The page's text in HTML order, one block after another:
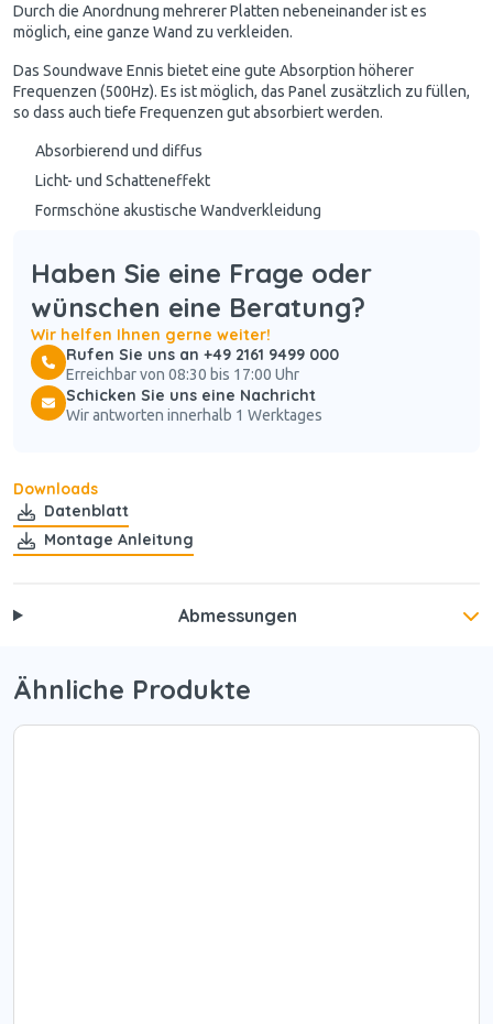
Durch die Anordnung mehrerer Platten nebeneinander ist es
möglich, eine ganze Wand zu verkleiden.
Das Soundwave Ennis bietet eine gute Absorption höherer
Frequenzen (500Hz). Es ist möglich, das Panel zusätzlich zu füllen,
so dass auch tiefe Frequenzen gut absorbiert werden.
Absorbierend und diffus
Licht- und Schatteneffekt
Formschöne akustische Wandverkleidung
Haben Sie eine Frage oder
wünschen eine Beratung?
Wir helfen Ihnen gerne weiter!
Rufen Sie uns an +49 2161 9499 000
Erreichbar von 08:30 bis 17:00 Uhr
Schicken Sie uns eine Nachricht
Wir antworten innerhalb 1 Werktages
Downloads
Datenblatt
Montage Anleitung
Abmessungen
Ähnliche Produkte